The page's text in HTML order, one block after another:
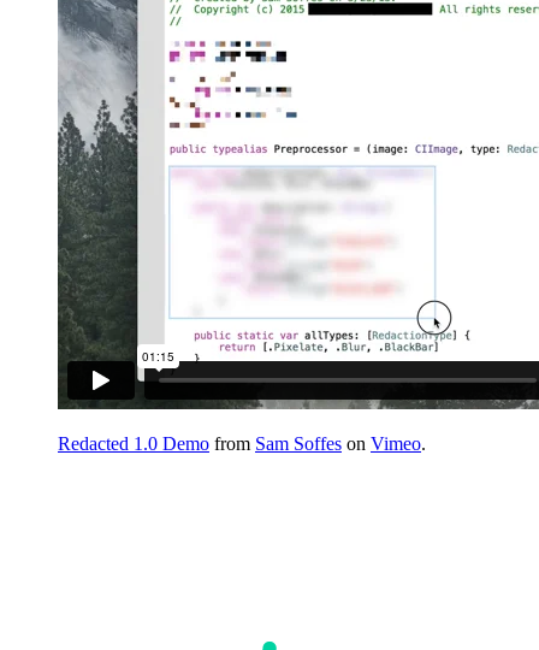
Redacted 1.0 Demo from Sam Soffes on Vimeo.